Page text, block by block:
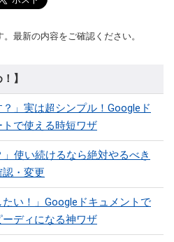
最新の内容をご確認ください。
】
？」実は超シンプル！Googleド
で使える時短ワザ
」使い続けるなら絶対やるべき
認・変更
たい！」Googleドキュメントで
ディになる神ワザ